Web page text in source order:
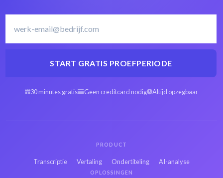
START GRATIS PROEFPERIODE
30 minutes gratis Geen creditcard nodig Altijd opzegbaar
PRODUCT
Transcriptie Vertaling Ondertiteling AI-analyse
OPLOSSINGEN